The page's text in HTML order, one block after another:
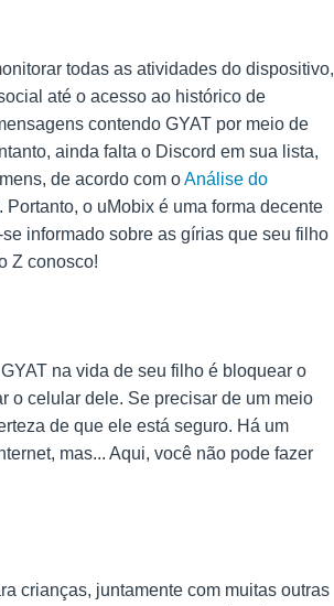
todas as atividades do dispositivo,
até o acesso ao histórico de
contendo GYAT por meio de
ainda falta o Discord em sua lista,
de acordo com oAnálise do
o uMobix é uma forma decente
informado sobre as gírias que seu filho
Z conosco!
na vida de seu filho é bloquear o
o celular dele. Se precisar de um meio
de que ele está seguro. Há um
mas... Aqui, você não pode fazer
crianças, juntamente com muitas outras